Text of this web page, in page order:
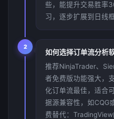
些，能提升交易胜率
习，逐步扩展到日线框
2
如何选择订单流分析
推荐NinjaTrader、
者免费版功能强大，
化订单流最佳，适合
据源兼容性，如CQG
费替代：